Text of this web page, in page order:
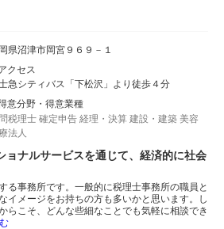
県沼津市岡宮９６９－１
クセス
急シティバス「下松沢」より徒歩４分
意分野・得意業種
税理士 確定申告 経理・決算 建設・建築 美容
法人
ョナルサービスを通じて、経済的に社会
る事務所です。一般的に税理士事務所の職員と
イメージをお持ちの方も多いかと思います。し
らこそ、どんな些細なことでも気軽に相談でき